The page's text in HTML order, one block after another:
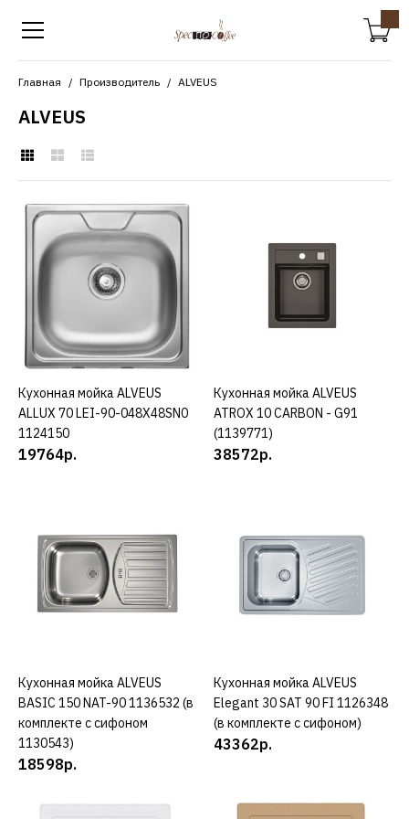
Главная Производитель ALVEUS
ALVEUS
ALLUX 70 LEI-90-
048X48SN0 1124150
ДОБАВИТЬ К СРАВНЕНИЮ
ДОБАВИТЬ В ПОЖЕЛАНИЯ
(1139771)
38572р.
ДОБАВИТЬ В ПОЖЕЛАНИЯ
BASIC 150 NAT-90
КУПИТЬ
Кухонная мойка ALVEUS
ALLUX 70 LEI-90-048X48SN0
1124150
19764р.
КУПИТЬ
Кухонная мойка ALVEUS
ATROX 10 CARBON - G91
(1139771)
38572р.
КУПИТЬ
Кухонная мойка ALVEUS
BASIC 150 NAT-90 1136532 (в
комплекте с сифоном
1130543)
18598р.
КУПИТЬ
Кухонная мойка ALVEUS
Elegant 30 SAT 90 FI 1126348
(в комплекте с сифоном)
43362р.